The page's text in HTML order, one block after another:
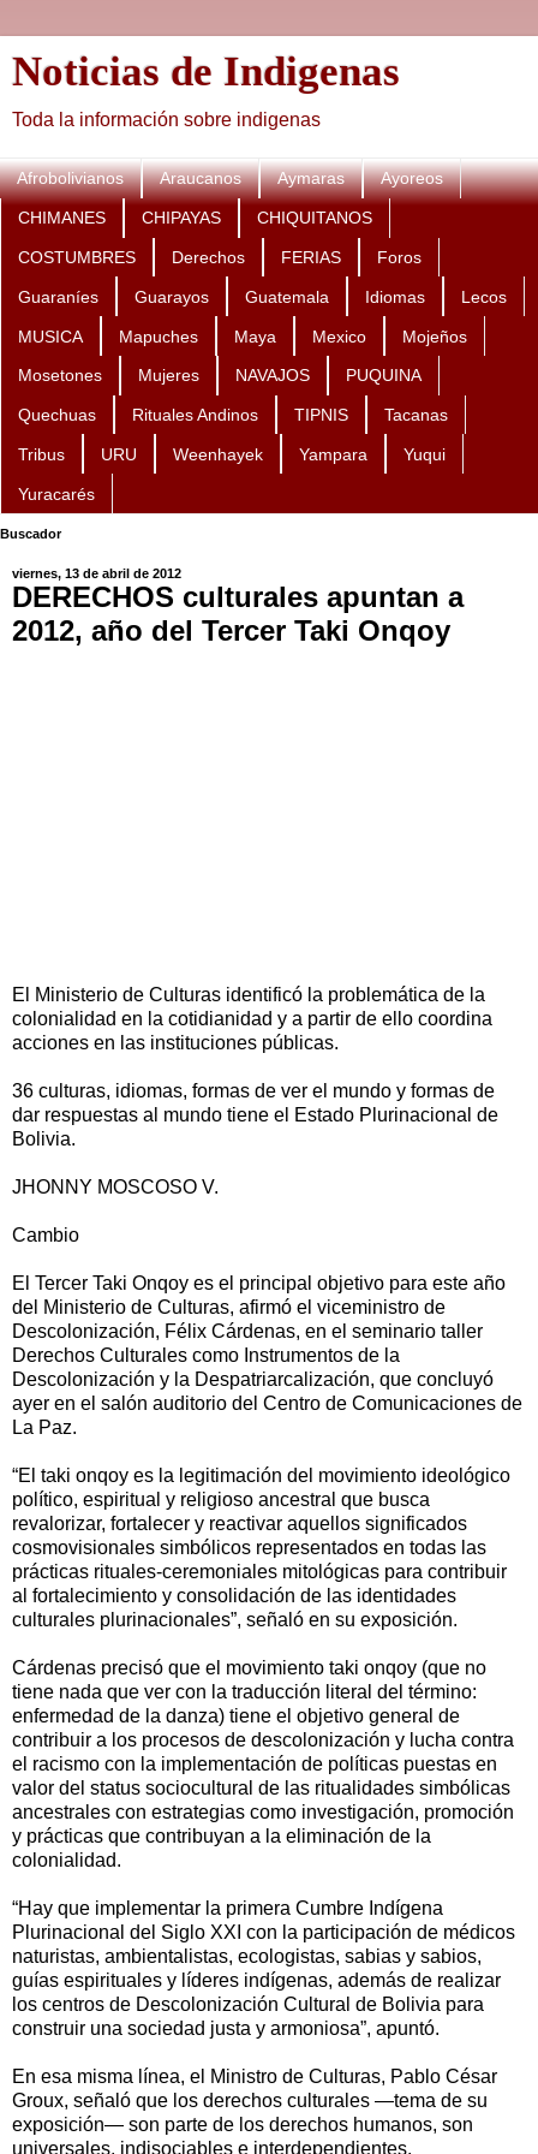
Noticias de Indigenas
Toda la información sobre indigenas
Afrobolivianos Araucanos Aymaras Ayoreos
CHIMANES CHIPAYAS CHIQUITANOS
COSTUMBRES Derechos FERIAS Foros
Guaraníes Guarayos Guatemala Idiomas Lecos
MUSICA Mapuches Maya Mexico Mojeños
Mosetones Mujeres NAVAJOS PUQUINA
Quechuas Rituales Andinos TIPNIS Tacanas
Tribus URU Weenhayek Yampara Yuqui
Yuracarés
Buscador
viernes, 13 de abril de 2012
DERECHOS culturales apuntan a
2012, año del Tercer Taki Onqoy
El Ministerio de Culturas identificó la problemática de la
colonialidad en la cotidianidad y a partir de ello coordina
acciones en las instituciones públicas.
36 culturas, idiomas, formas de ver el mundo y formas de
dar respuestas al mundo tiene el Estado Plurinacional de
Bolivia.
JHONNY MOSCOSO V.
Cambio
El Tercer Taki Onqoy es el principal objetivo para este año
del Ministerio de Culturas, afirmó el viceministro de
Descolonización, Félix Cárdenas, en el seminario taller
Derechos Culturales como Instrumentos de la
Descolonización y la Despatriarcalización, que concluyó
ayer en el salón auditorio del Centro de Comunicaciones de
La Paz.
“El taki onqoy es la legitimación del movimiento ideológico
político, espiritual y religioso ancestral que busca
revalorizar, fortalecer y reactivar aquellos significados
cosmovisionales simbólicos representados en todas las
prácticas rituales-ceremoniales mitológicas para contribuir
al fortalecimiento y consolidación de las identidades
culturales plurinacionales”, señaló en su exposición.
Cárdenas precisó que el movimiento taki onqoy (que no
tiene nada que ver con la traducción literal del término:
enfermedad de la danza) tiene el objetivo general de
contribuir a los procesos de descolonización y lucha contra
el racismo con la implementación de políticas puestas en
valor del status sociocultural de las ritualidades simbólicas
ancestrales con estrategias como investigación, promoción
y prácticas que contribuyan a la eliminación de la
colonialidad.
“Hay que implementar la primera Cumbre Indígena
Plurinacional del Siglo XXI con la participación de médicos
naturistas, ambientalistas, ecologistas, sabias y sabios,
guías espirituales y líderes indígenas, además de realizar
los centros de Descolonización Cultural de Bolivia para
construir una sociedad justa y armoniosa”, apuntó.
En esa misma línea, el Ministro de Culturas, Pablo César
Groux, señaló que los derechos culturales —tema de su
exposición— son parte de los derechos humanos, son
universales, indisociables e interdependientes.